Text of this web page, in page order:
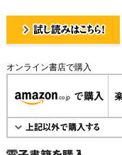
オンライン書店で購入